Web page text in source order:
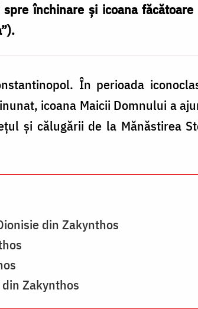
închinare şi icoana
În perioada
icoana Maicii Domnului a
și călugării de la Mănăstirea
din Zakynthos
Zakynthos